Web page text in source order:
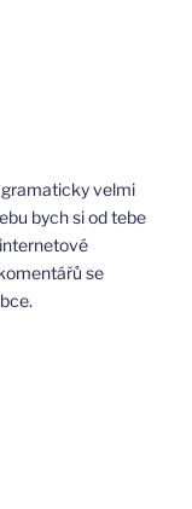
velmi
bych si od tebe
se